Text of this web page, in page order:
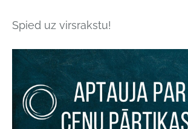
Spied uz virsrakstu!